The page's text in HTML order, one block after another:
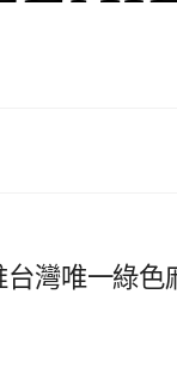
灣唯一綠